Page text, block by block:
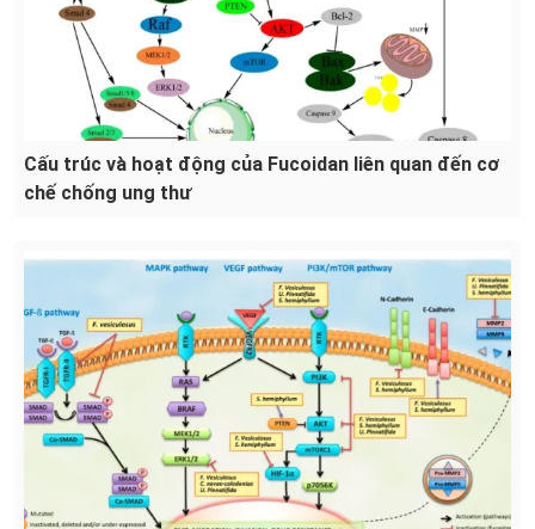
Cấu trúc và hoạt động của Fucoidan liên quan đến cơ
chế chống ung thư